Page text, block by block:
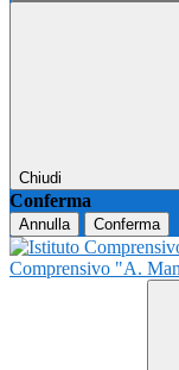
Chiudi
Conferma
Annulla Conferma
Comprensivo "A.